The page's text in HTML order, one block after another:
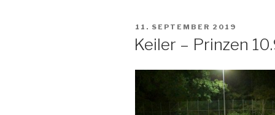
VERÖFFENTLICHT
11. SEPTEMBER 2019
Keiler – Prinzen